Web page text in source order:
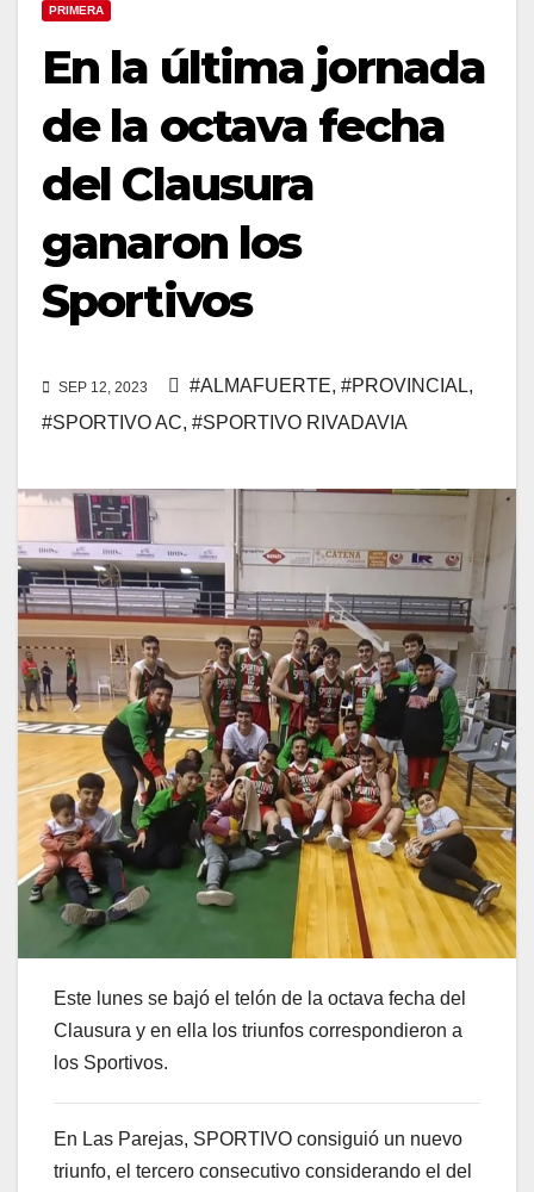
PRIMERA
En la última jornada
de la octava fecha
del Clausura
ganaron los
Sportivos
SEP 12, 2023 #ALMAFUERTE, #PROVINCIAL,
#SPORTIVO AC, #SPORTIVO RIVADAVIA
Este lunes se bajó el telón de la octava fecha del
Clausura y en ella los triunfos correspondieron a
los Sportivos.
En Las Parejas, SPORTIVO consiguió un nuevo
triunfo, el tercero consecutivo considerando el del